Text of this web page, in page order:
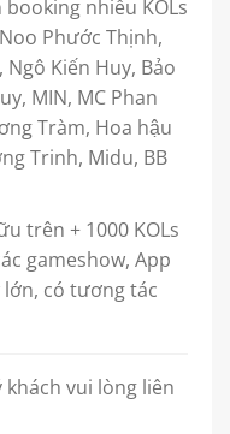
nhiều KOLs
Phước Thịnh,
Kiến Huy, Bảo
MIN, MC Phan
Tràm, Hoa hậu
Trinh, Midu, BB
trên + 1000 KOLs
gameshow, App
có tương tác
vui lòng liên